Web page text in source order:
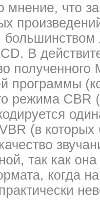
мнение, что
В
полученного
программы
режима CBR
(в которых
так как
когда